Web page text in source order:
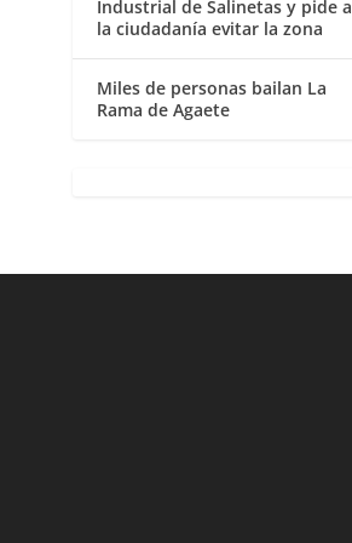
Industrial de Salinetas y pide a
la ciudadanía evitar la zona
Miles de personas bailan La
Rama de Agaete